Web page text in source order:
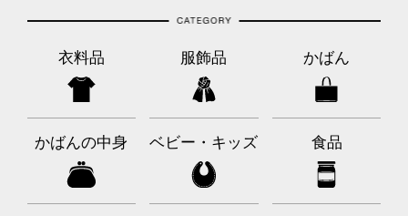
衣料品 服飾品 かばん
かばんの中身 ベビー・キッズ 食品